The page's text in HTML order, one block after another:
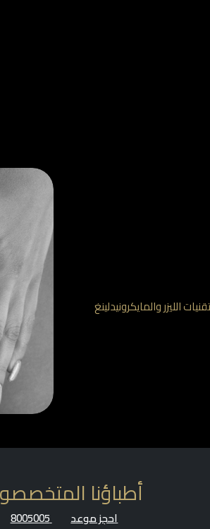
الليزر والمايكرونيدلينغ
أطباؤنا
احجز موعد 8005005